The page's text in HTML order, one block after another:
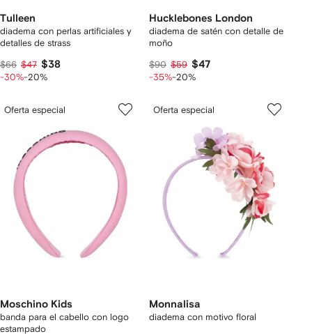
Tulleen
diadema con perlas artificiales y
detalles de strass
$66 $47 $38
-30%-20%
Hucklebones London
diadema de satén con detalle de
moño
$90 $59 $47
-35%-20%
Oferta especial
Moschino Kids
banda para el cabello con logo
estampado
Oferta especial
Monnalisa
diadema con motivo floral